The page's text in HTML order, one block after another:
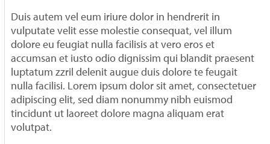
Duis autem vel eum iriure dolor in hendrerit in
vulputate velit esse molestie consequat, vel illum
dolore eu feugiat nulla facilisis at vero eros et
accumsan et iusto odio dignissim qui blandit praesent
luptatum zzril delenit augue duis dolore te feugait
nulla facilisi. Lorem ipsum dolor sit amet, consectetuer
adipiscing elit, sed diam nonummy nibh euismod
tincidunt ut laoreet dolore magna aliquam erat
volutpat.